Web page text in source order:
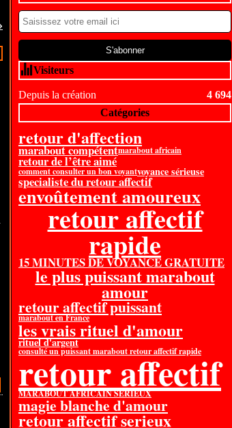
Visiteurs
Depuis la création
4 694
Catégories
retour d'affection
marabout compétentmarabout africain
retour de l’être aimé
comment consulter un bon voyantvoyance sérieuse
specialiste du retour affectif
envoûtement amoureux
retour affectif
rapide
15 MINUTES DE VOYANCE GRATUITE
le plus puissant marabout
amour
retour affectif puissant
marabout en France
les vrais rituel d'amour
rituel d'argent
consulté un puissant marabout retour affectif rapide
retour affectif
MARABOUT AFRICAIN SERIEUX
magie blanche d'amour
retour affectif serieux